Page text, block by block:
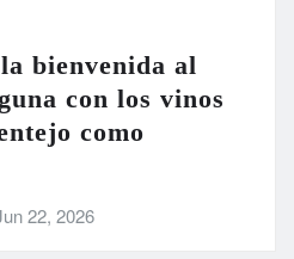
bienvenida al
con los vinos
como
22, 2026